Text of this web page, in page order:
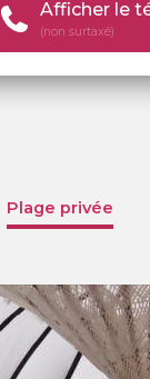
Afficher le
(non surtaxé)
Plage privée